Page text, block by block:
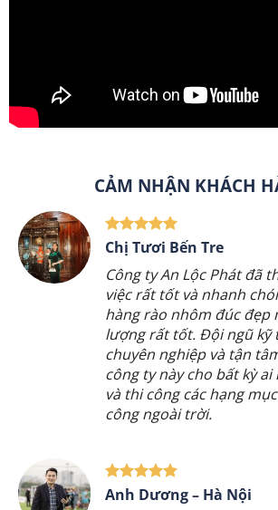
CẢM NHẬN KHÁCH
Chú Lợi Đức – Tri Tôn An
Công ty thi côngcổng
hiện công việc rất tốt và
Cổng sau khi hoàn
chất lượng rất tốt. Đội
rất chuyên nghiệp và
thiệu công ty này cho
thiết kế và thi công một
dành cho ngôi nhà của
Chị Sơn – Thái Bình